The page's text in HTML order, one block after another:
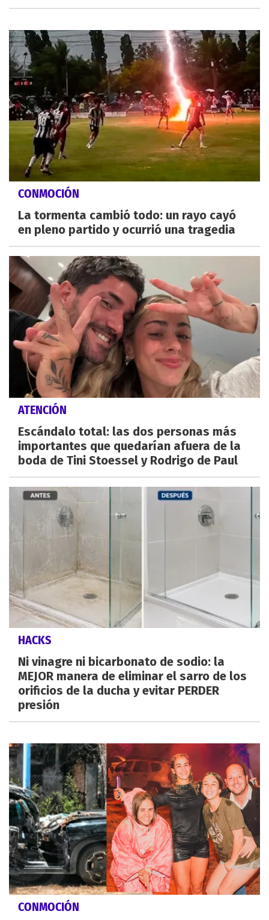
CONMOCIÓN
La tormenta cambió todo: un rayo cayó
en pleno partido y ocurrió una tragedia
ATENCIÓN
Escándalo total: las dos personas más
importantes que quedarían afuera de la
boda de Tini Stoessel y Rodrigo de Paul
HACKS
Ni vinagre ni bicarbonato de sodio: la
MEJOR manera de eliminar el sarro de los
orificios de la ducha y evitar PERDER
presión
CONMOCIÓN